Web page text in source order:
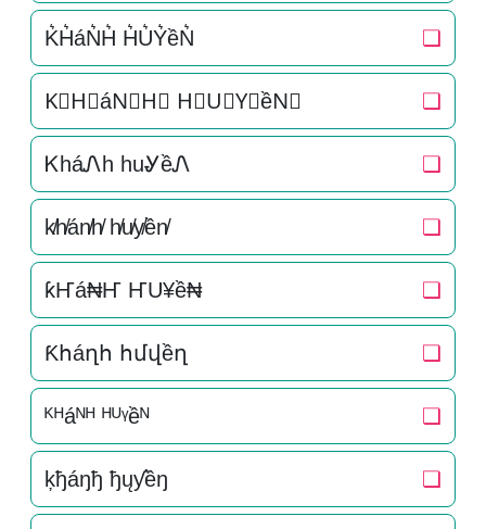
K͛H͛áN͛H͛ H͛U͛Y͛ềN͛ ❏
K⃒H⃒áN⃒H⃒ H⃒U⃒Y⃒ềN⃒ ❏
ᏦháᏁh huᎽềᏁ ❏
k̸h̸án̸h̸ h̸u̸y̸ền̸ ❏
ƙҤá₦Ҥ ҤU¥ề₦ ❏
Ƙհáղհ հմվềղ ❏
ᴷᴴáᴺᴴ ᴴᵁᵞềᴺ ❏
ķђáŋђ ђųƴềŋ ❏